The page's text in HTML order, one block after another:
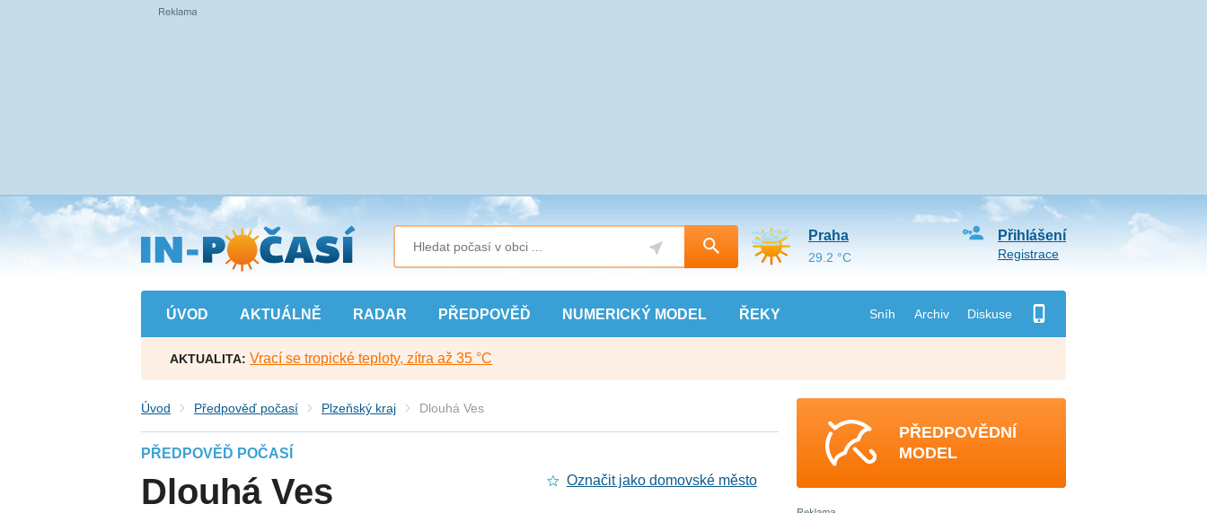
Přejít
na
hlavní
obsah
ÚVOD AKTUÁLNĚ RADAR PŘEDPOVĚĎ NUMERICKÝ MODEL ŘEKY Sníh Archiv Diskuse
Přihlášení
Registrace
Praha
29.2 °C
AKTUALITA: Vrací se tropické teploty, zítra až 35 °C
Úvod Předpověď počasí Plzeňský kraj Dlouhá Ves
PŘEDPOVĚĎ POČASÍ
Dlouhá Ves Označit jako domovské město
PŘEDPOVĚDNÍ
MODEL